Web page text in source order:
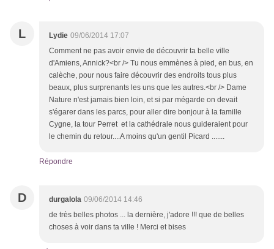
L Lydie 09/06/2014 17:07
Comment ne pas avoir envie de découvrir ta belle ville
d'Amiens, Annick?<br /> Tu nous emmènes à pied, en bus, en
calèche, pour nous faire découvrir des endroits tous plus
beaux, plus surprenants les uns que les autres.<br /> Dame
Nature n'est jamais bien loin, et si par mégarde on devait
s'égarer dans les parcs, pour aller dire bonjour à la famille
Cygne, la tour Perret et la cathédrale nous guideraient pour
le chemin du retour....A moins qu'un gentil Picard .......
Répondre
D durgalola 09/06/2014 14:46
de très belles photos ... la dernière, j'adore !!! que de belles
choses à voir dans ta ville ! Merci et bises